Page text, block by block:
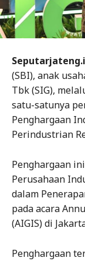
(SBI), anak
Tbk (SIG),
satu-satunya
Penghargaan
Perindustrian
Penghargaan
Perusahaan
dalam
pada acara
(AIGIS) di
Penghargaan